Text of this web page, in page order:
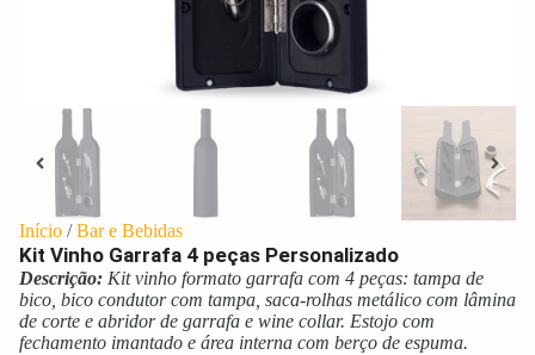
Início /Bar e Bebidas
Kit Vinho Garrafa 4 peças Personalizado
Descrição: Kit vinho formato garrafa com 4 peças: tampa de
bico, bico condutor com tampa, saca-rolhas metálico com lâmina
de corte e abridor de garrafa e wine collar. Estojo com
fechamento imantado e área interna com berço de espuma.